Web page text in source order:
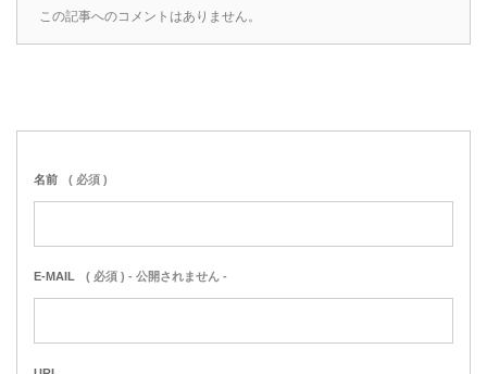
この記事へのコメントはありません。
名前 ( 必須 )
E-MAIL ( 必須 ) - 公開されません -